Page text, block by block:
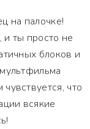
на палочке!
ты просто не
блоков и
что
всякие